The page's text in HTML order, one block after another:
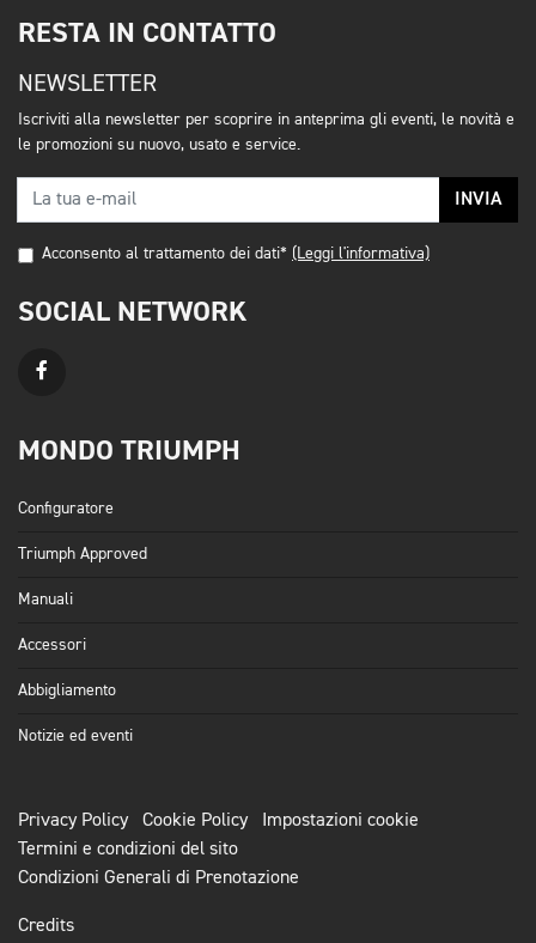
RESTA IN CONTATTO
NEWSLETTER
Iscriviti alla newsletter per scoprire in anteprima gli eventi, le novità e
le promozioni su nuovo, usato e service.
INVIA
Acconsento al trattamento dei dati* (Leggi l'informativa)
SOCIAL NETWORK
MONDO TRIUMPH
Configuratore
Triumph Approved
Manuali
Accessori
Abbigliamento
Notizie ed eventi
Privacy Policy Cookie Policy
Impostazioni cookie
Termini e condizioni del sito
Condizioni Generali di Prenotazione
Credits